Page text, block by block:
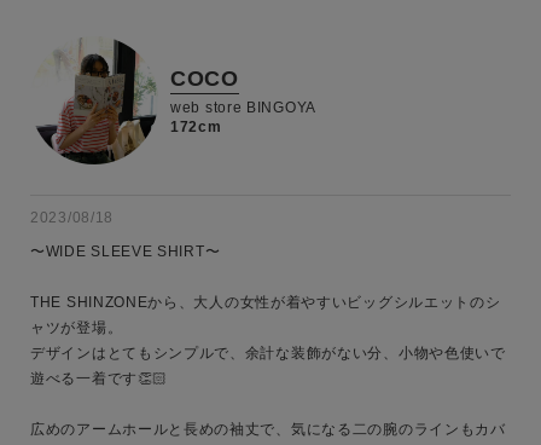
COCO
web store BINGOYA
172cm
2023/08/18
〜WIDE SLEEVE SHIRT〜
THE SHINZONEから、大人の女性が着やすいビッグシルエットのシ
ャツが登場。
デザインはとてもシンプルで、余計な装飾がない分、小物や色使いで
遊べる一着です👏🏻
広めのアームホールと長めの袖丈で、気になる二の腕のラインもカバ